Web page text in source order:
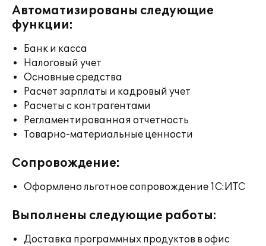
Автоматизированы следующие
функции:
Банк и касса
Налоговый учет
Основные средства
Расчет зарплаты и кадровый учет
Расчеты с контрагентами
Регламентированная отчетность
Товарно-материальные ценности
Сопровождение:
Оформлено льготное сопровождение 1С:ИТС
Выполнены следующие работы:
Доставка программных продуктов в офис